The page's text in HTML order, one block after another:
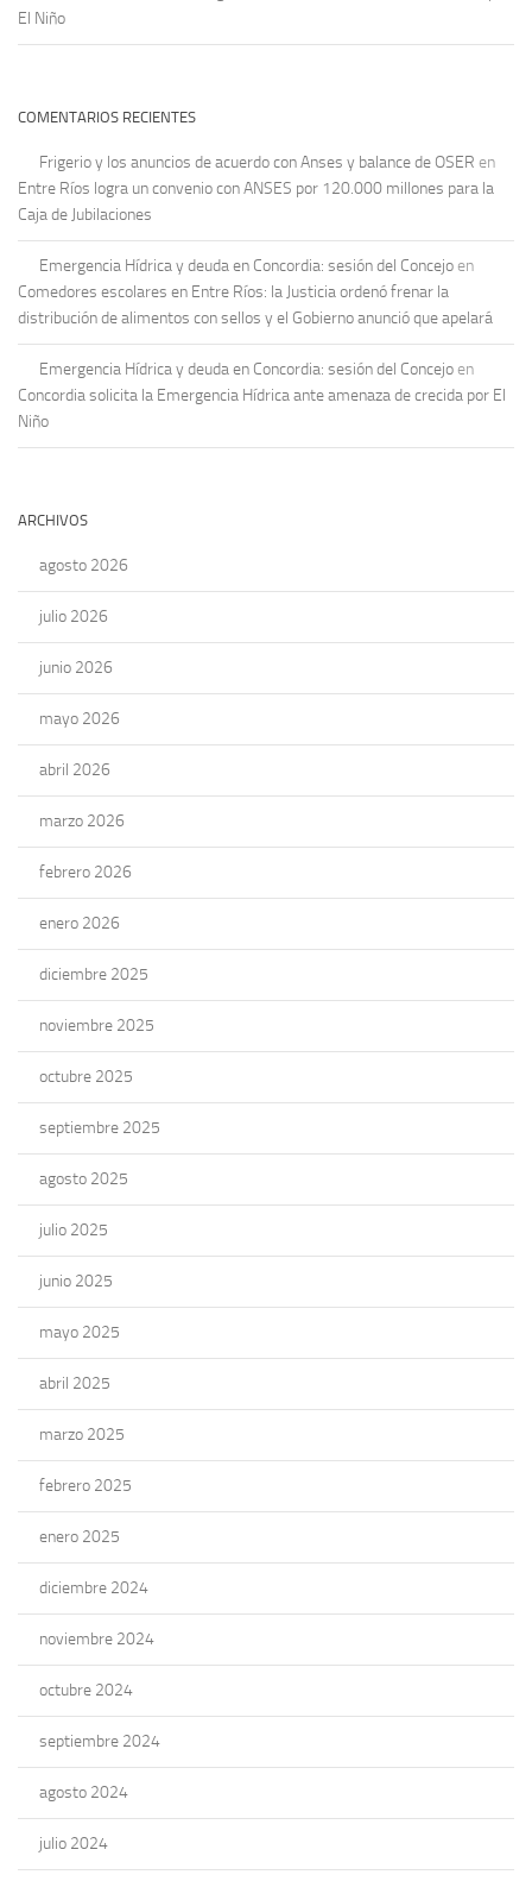
El Niño
COMENTARIOS RECIENTES
Frigerio y los anuncios de acuerdo con Anses y balance de OSER en
Entre Ríos logra un convenio con ANSES por 120.000 millones para la
Caja de Jubilaciones
Emergencia Hídrica y deuda en Concordia: sesión del Concejo en
Comedores escolares en Entre Ríos: la Justicia ordenó frenar la
distribución de alimentos con sellos y el Gobierno anunció que apelará
Emergencia Hídrica y deuda en Concordia: sesión del Concejo en
Concordia solicita la Emergencia Hídrica ante amenaza de crecida por El
Niño
ARCHIVOS
agosto 2026
julio 2026
junio 2026
mayo 2026
abril 2026
marzo 2026
febrero 2026
enero 2026
diciembre 2025
noviembre 2025
octubre 2025
septiembre 2025
agosto 2025
julio 2025
junio 2025
mayo 2025
abril 2025
marzo 2025
febrero 2025
enero 2025
diciembre 2024
noviembre 2024
octubre 2024
septiembre 2024
agosto 2024
julio 2024